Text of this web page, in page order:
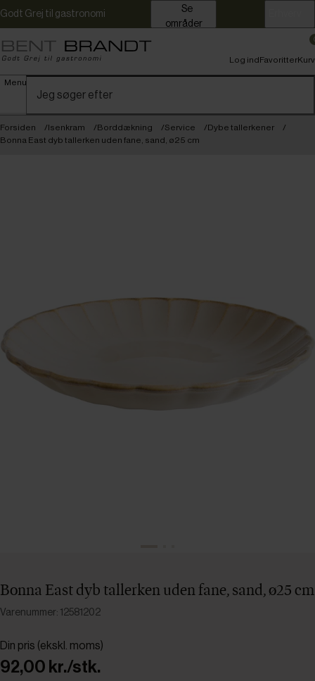
Godt Grej til gastronomi
områder
Menu
Log indFavoritterKurv
Forsiden Isenkram Borddækning Service
Dybe tallerkener
Bonna East dyb tallerken uden fane, sand, ø25 cm
Bonna East dyb tallerken uden fane, sand, ø25 cm
Varenummer: 12581202
Din pris (ekskl. moms)
92,00 kr./stk.